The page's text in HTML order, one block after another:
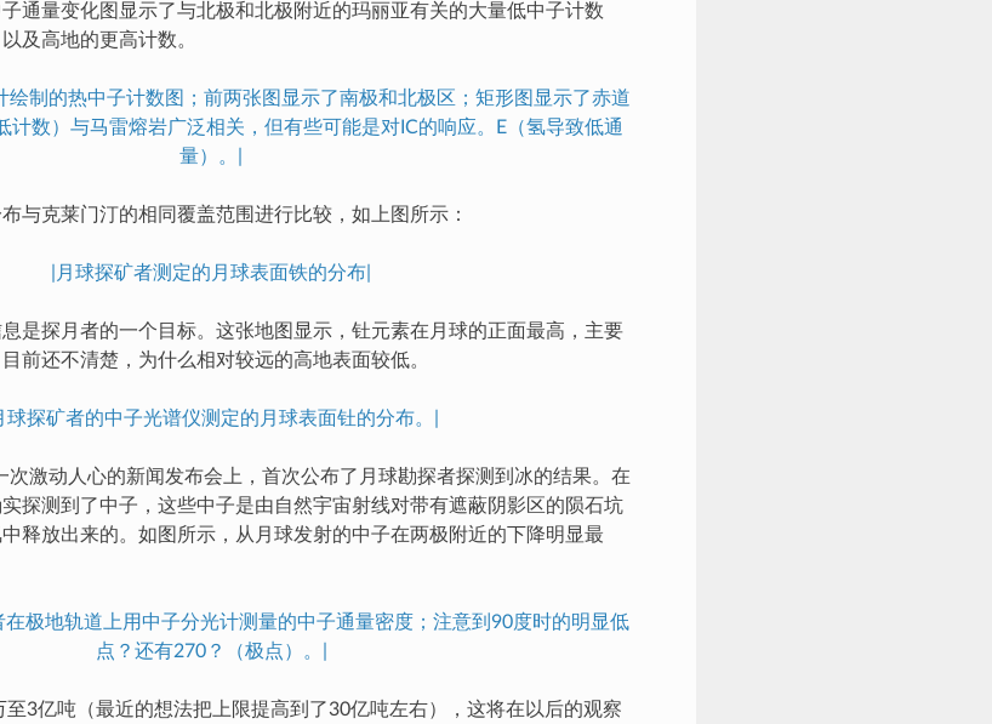
通量变化图显示了与北极和北极附近的玛丽亚有关的大量低中子计数
及高地的更高计数。
绘制的热中子计数图；前两张图显示了南极和北极区；矩形图显示了赤道
计数）与马雷熔岩广泛相关，但有些可能是对IC的响应。E（氢导致低通
量）。|
与克莱门汀的相同覆盖范围进行比较，如上图所示：
|月球探矿者测定的月球表面铁的分布|
是探月者的一个目标。这张地图显示，钍元素在月球的正面最高，主要
前还不清楚，为什么相对较远的高地表面较低。
球探矿者的中子光谱仪测定的月球表面钍的分布。|
次激动人心的新闻发布会上，首次公布了月球勘探者探测到冰的结果。在
探测到了中子，这些中子是由自然宇宙射线对带有遮蔽阴影区的陨石坑
释放出来的。如图所示，从月球发射的中子在两极附近的下降明显最
在极地轨道上用中子分光计测量的中子通量密度；注意到90度时的明显低
点？还有270？（极点）。|
3亿吨（最近的想法把上限提高到了30亿吨左右），这将在以后的观察